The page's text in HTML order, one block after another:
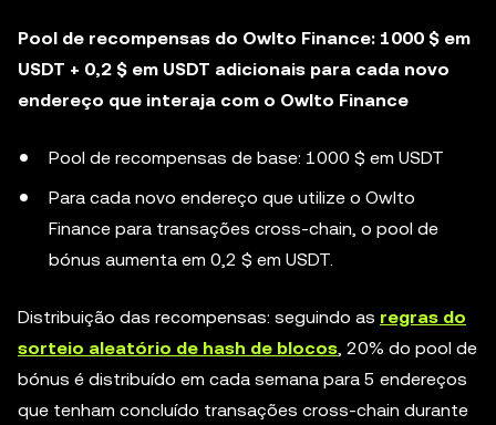
Pool de recompensas do Owlto Finance: 1000 $ em
USDT + 0,2 $ em USDT adicionais para cada novo
endereço que interaja com o Owlto Finance
Pool de recompensas de base: 1000 $ em USDT
Para cada novo endereço que utilize o Owlto
Finance para transações cross-chain, o pool de
bónus aumenta em 0,2 $ em USDT.
Distribuição das recompensas: seguindo as regras do
sorteio aleatório de hash de blocos, 20% do pool de
bónus é distribuído em cada semana para 5 endereços
que tenham concluído transações cross-chain durante